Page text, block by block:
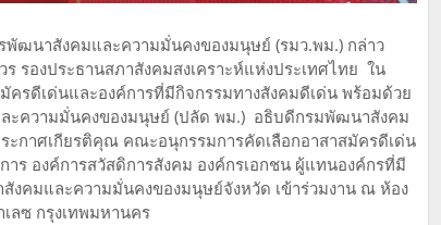
พัฒนาสังคมและความมั่นคงของมนุษย์ (รมว.พม.) กล่าว
รองประธานสภาสังคมสงเคราะห์แห่งประเทศไทย ใน
ครดีเด่นและองค์การที่มีกิจกรรมทางสังคมดีเด่น พร้อมด้วย
ะความมั่นคงของมนุษย์ (ปลัด พม.) อธิบดีกรมพัฒนาสังคม
ะกาศเกียรติคุณ คณะอนุกรรมการคัดเลือกอาสาสมัครดีเด่น
ร องค์การสวัสดิการสังคม องค์กรเอกชน ผู้แทนองค์กรที่มี
งคมและความมั่นคงของมนุษย์จังหวัด เข้าร่วมงาน ณ ห้อง
ลซ กรุงเทพมหานคร